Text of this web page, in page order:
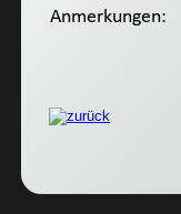
Anmerkungen: